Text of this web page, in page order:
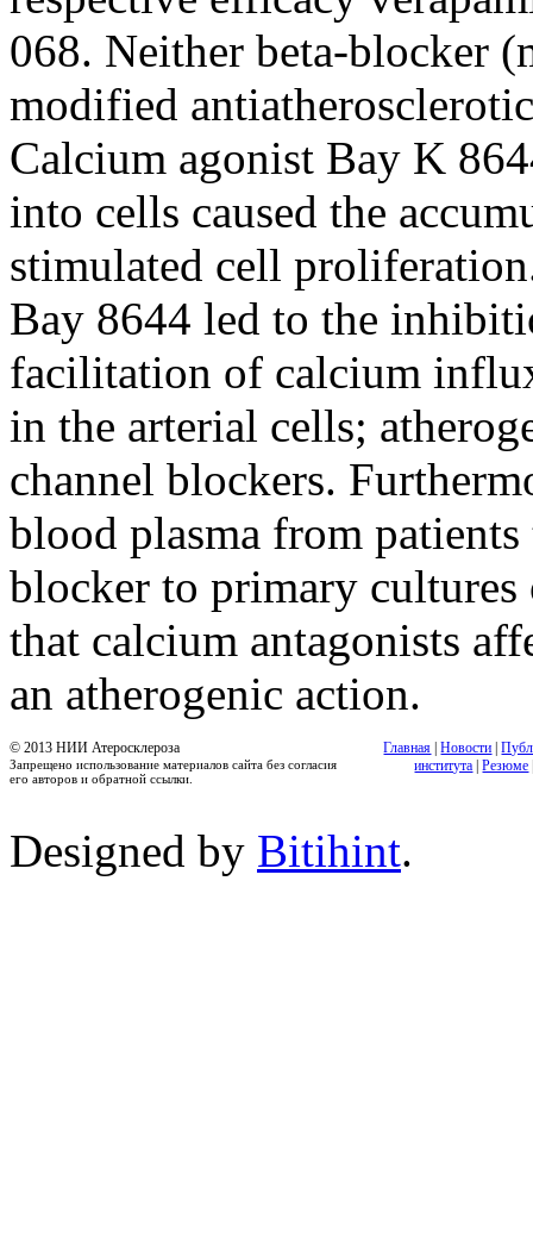
068. Neither beta-blocker
modified
Calcium agonist Bay K
into cells caused the
stimulated cell
Bay 8644 led to the
facilitation of calcium
in the arterial cells;
channel blockers.
blood plasma from
blocker to primary cultures
that calcium antagonists
an atherogenic action.
© 2013 НИИ Атеросклероза
Запрещено использование материалов сайта без согласия
его авторов и обратной ссылки.
Главная |Новости |
института |Резюме
Designed by Bitihint.